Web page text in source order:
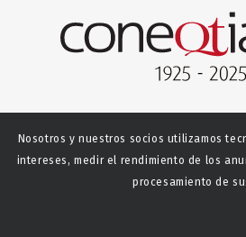
Nosotros y nuestros socios utilizamos
intereses, medir el rendimiento de los
procesamiento de